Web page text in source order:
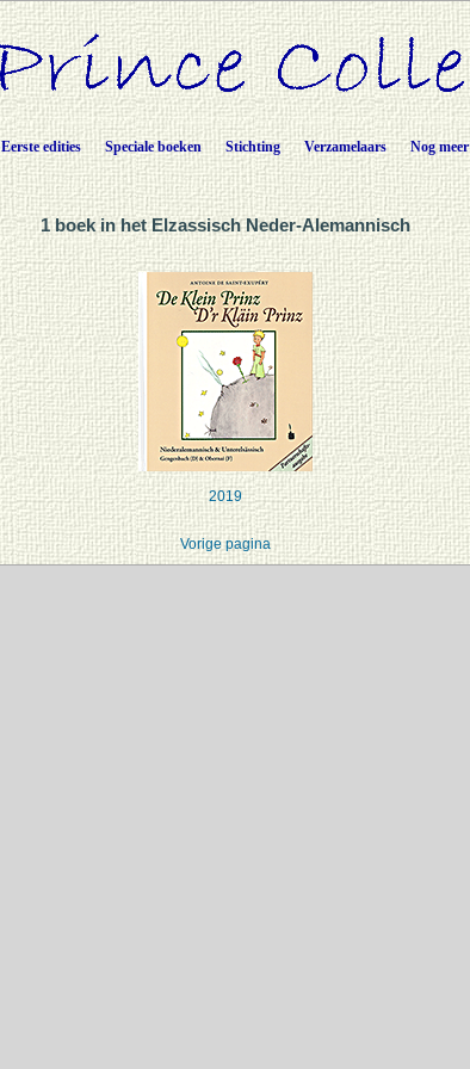
Eerste edities Speciale boeken Stichting Verzamelaars Nog meer
1 boek in het Elzassisch Neder-Alemannisch
2019
Vorige pagina